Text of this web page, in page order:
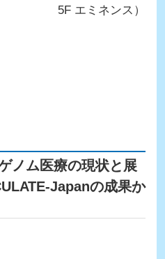
5F エミネンス）
ノム医療の現状と展
Japanの成果か